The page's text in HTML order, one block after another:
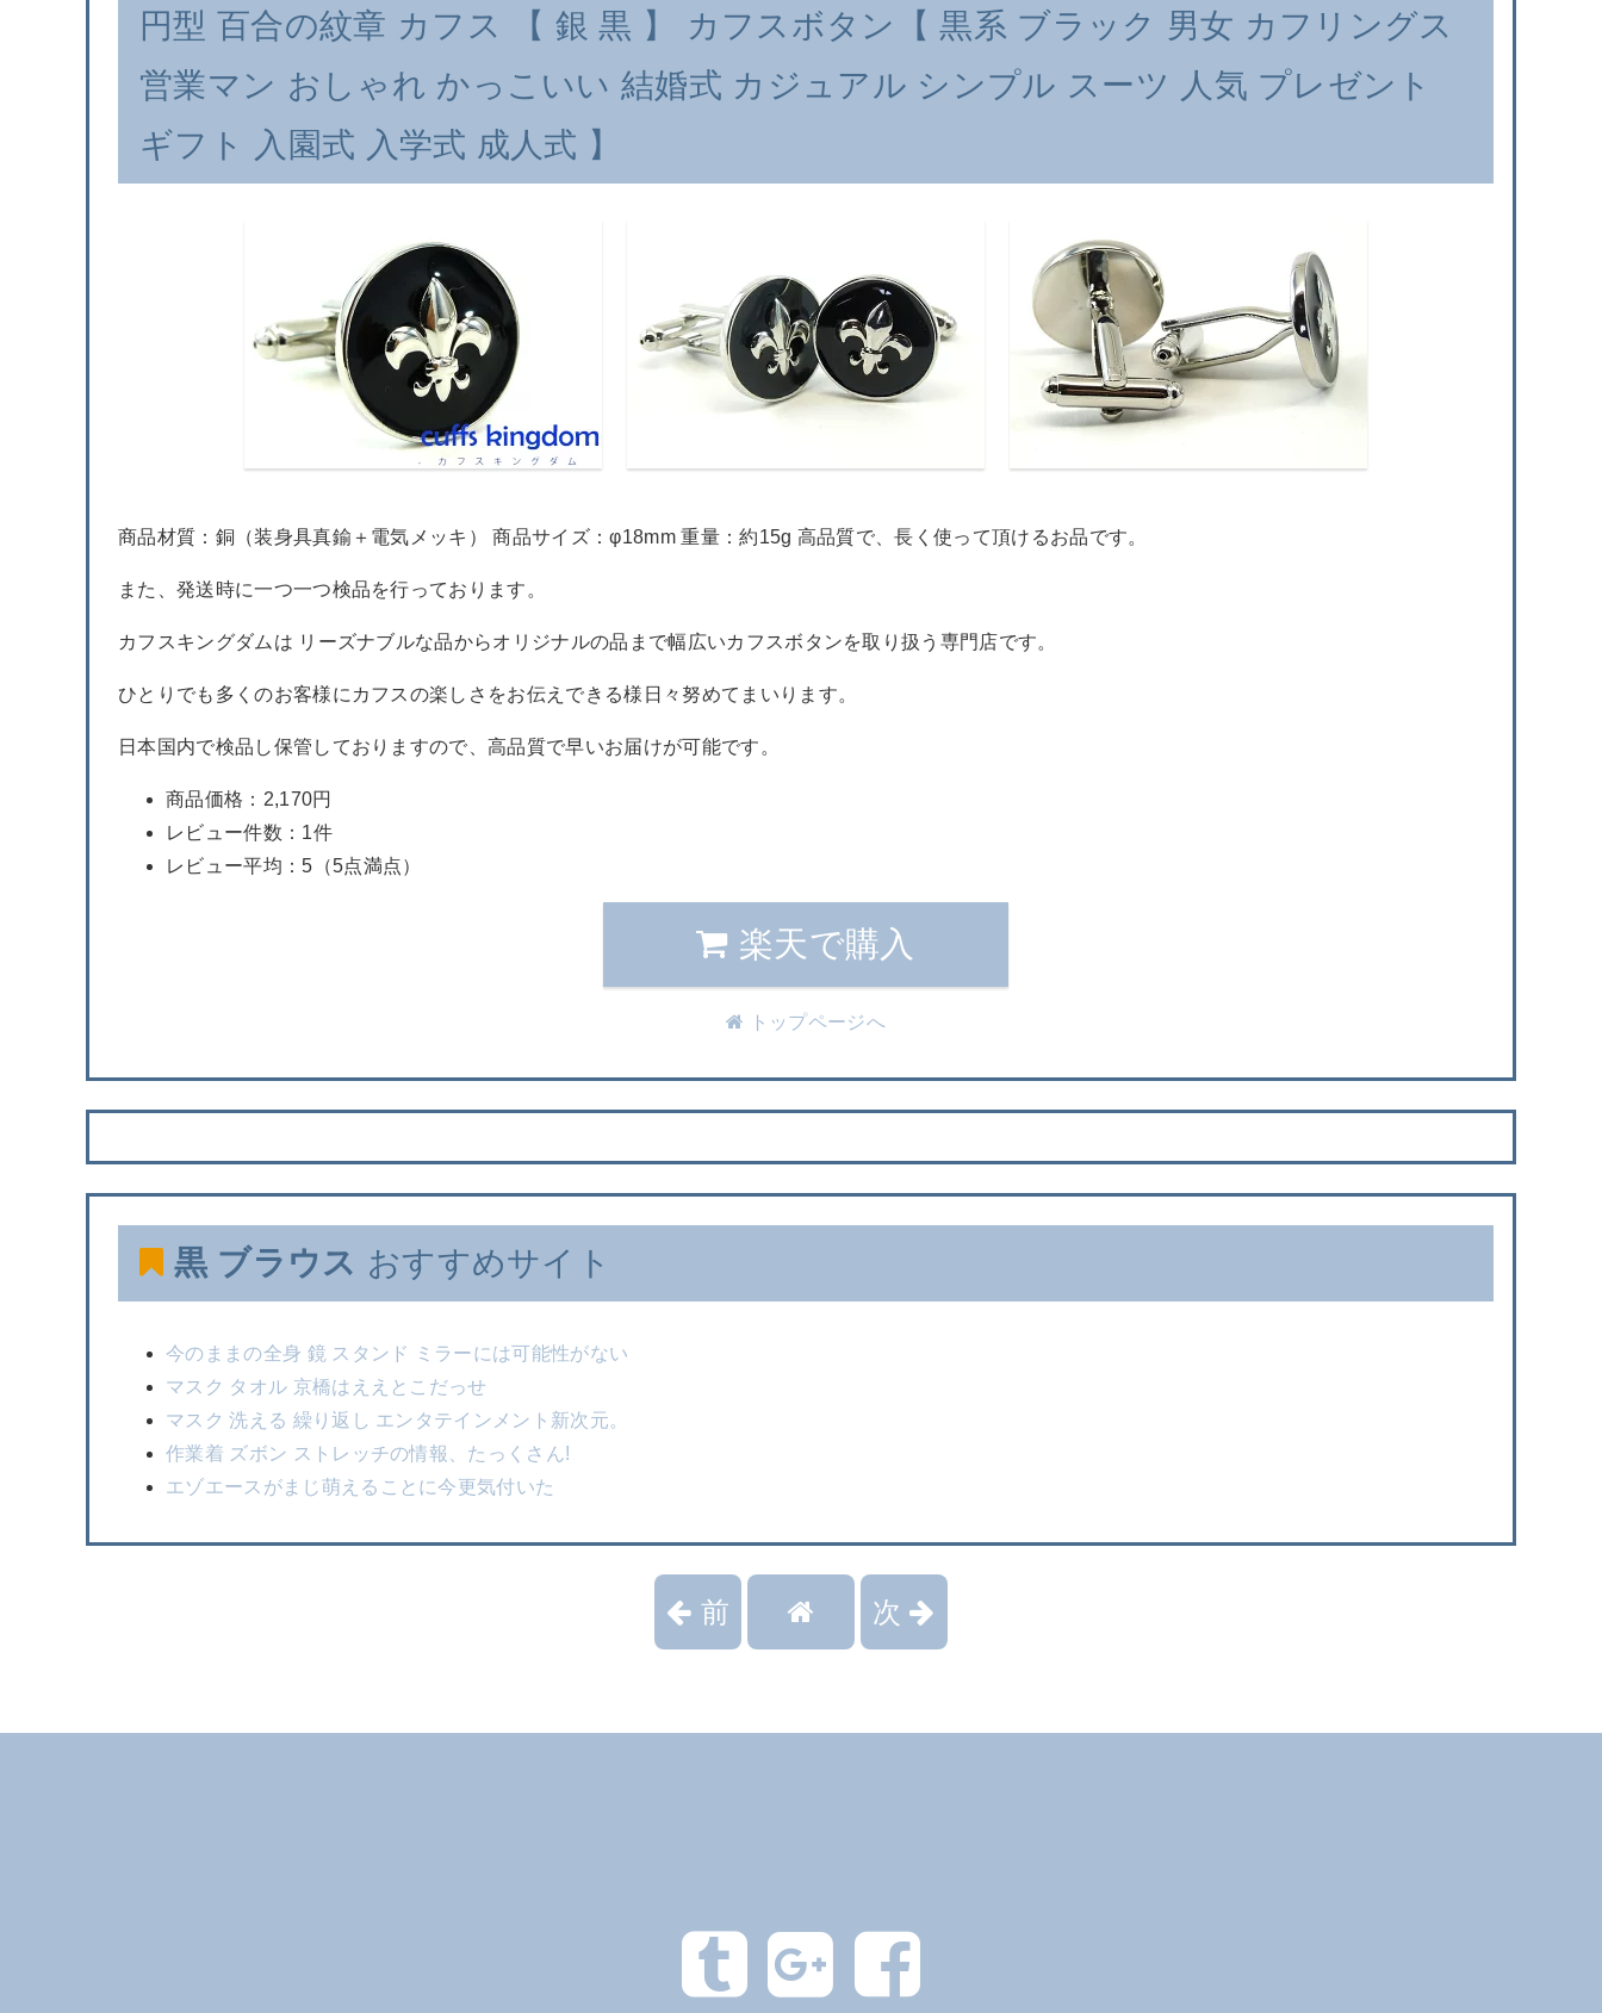
円型 百合の紋章 カフス 【 銀 黒 】 カフスボタン【 黒系 ブラック 男女 カフリングス
営業マン おしゃれ かっこいい 結婚式 カジュアル シンプル スーツ 人気 プレゼント
ギフト 入園式 入学式 成人式 】
商品材質：銅（装身具真鍮＋電気メッキ） 商品サイズ：φ18mm 重量：約15g 高品質で、長く使って頂けるお品です。
また、発送時に一つ一つ検品を行っております。
カフスキングダムは リーズナブルな品からオリジナルの品まで幅広いカフスボタンを取り扱う専門店です。
ひとりでも多くのお客様にカフスの楽しさをお伝えできる様日々努めてまいります。
日本国内で検品し保管しておりますので、高品質で早いお届けが可能です。
商品価格：2,170円
レビュー件数：1件
レビュー平均：5（5点満点）
楽天で購入
トップページへ
黒 ブラウス おすすめサイト
今のままの全身 鏡 スタンド ミラーには可能性がない
マスク タオル 京橋はええとこだっせ
マスク 洗える 繰り返し エンタテインメント新次元。
作業着 ズボン ストレッチの情報、たっくさん!
エゾエースがまじ萌えることに今更気付いた
前 次